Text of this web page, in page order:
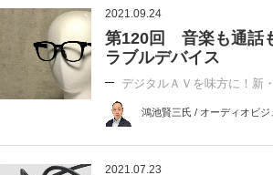
2021.09.24
第120回 音楽も通話
ラブルデバイス
デジタルＡＶを味方に！新
鴻池賢三氏 / オーディオビ
2021.07.23